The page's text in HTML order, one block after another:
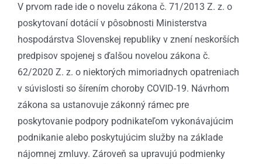
V prvom rade ide o novelu zákona č. 71/2013 Z. z. o
poskytovaní dotácií v pôsobnosti Ministerstva
hospodárstva Slovenskej republiky v znení neskorších
predpisov spojenej s ďalšou novelou zákona č.
62/2020 Z. z. o niektorých mimoriadnych opatreniach
v súvislosti so šírením choroby COVID-19. Návrhom
zákona sa ustanovuje zákonný rámec pre
poskytovanie podpory podnikateľom vykonávajúcim
podnikanie alebo poskytujúcim služby na základe
nájomnej zmluvy. Zároveň sa upravujú podmienky